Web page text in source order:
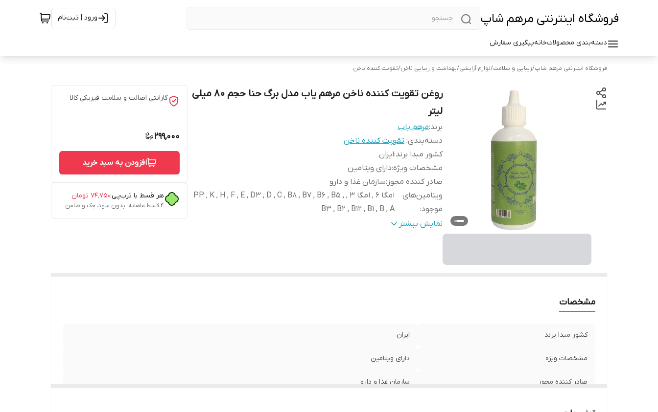
فروشگاه اینترنتی مرهم شاپ ورود | ثبت‌نام
دسته‌بندی محصولاتخانهپیگیری سفارش
فروشگاه اینترنتی مرهم شاپ/زیبایی و سلامت/لوازم آرایشی/بهداشت و زیبایی ناخن/تقویت کننده ناخن
روغن تقویت کننده ناخن مرهم یاب مدل برگ حنا حجم 80 میلی
لیتر
برند:مرهم یاب
دسته‌بندی: تقویت کننده ناخن
کشور مبدا برند:ایران
مشخصات ویژه:دارای ویتامین
صادر کننده مجوز :سازمان غذا و دارو
ویتامین‌های
موجود:
امگا 6 , امگا 3 , PP , K , H , F , E , D3 , D , C , B8 , B7 , B6 , B5 ,
B3 , B2 , B12 , B1 , B , A
حجم:80 میلی‌لیتر
نمایش بیشتر
گارانتی اصالت و سلامت فیزیکی کالا
299,000
افزودن به سبد خرید
هر قسط با ترب‌پی:۷۴٬۷۵۰ تومان
۴ قسط ماهانه. بدون سود، چک و ضامن.
مشخصات
کشور مبدا برند ایران
مشخصات ویژه دارای ویتامین
صادر کننده مجوز سازمان غذا و دارو